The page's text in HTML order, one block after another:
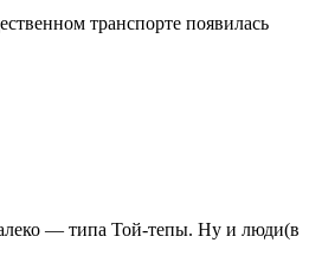
транспорте появилась
— типа Той-тепы. Ну и люди(в